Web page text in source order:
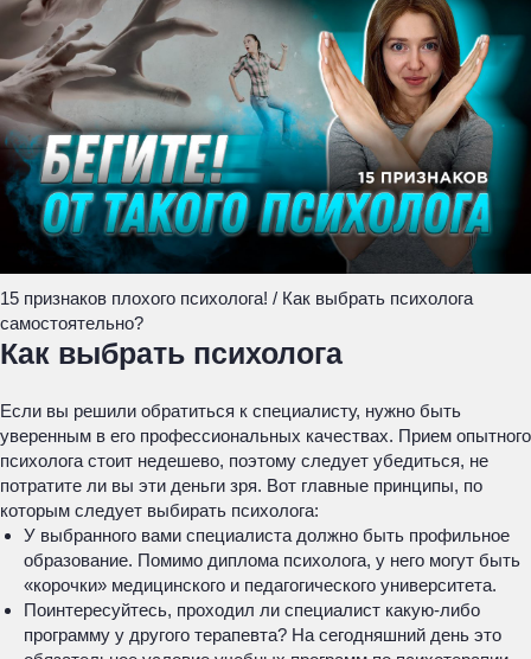
15 признаков плохого психолога! / Как выбрать психолога
самостоятельно?
Как выбрать психолога
Если вы решили обратиться к специалисту, нужно быть
уверенным в его профессиональных качествах. Прием опытного
психолога стоит недешево, поэтому следует убедиться, не
потратите ли вы эти деньги зря. Вот главные принципы, по
которым следует выбирать психолога:
У выбранного вами специалиста должно быть профильное
образование. Помимо диплома психолога, у него могут быть
«корочки» медицинского и педагогического университета.
Поинтересуйтесь, проходил ли специалист какую-либо
программу у другого терапевта? На сегодняшний день это